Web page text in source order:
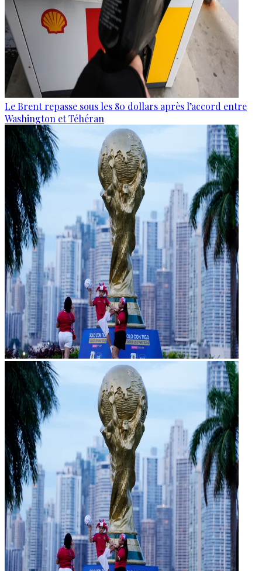
Le Brent repasse sous les 80 dollars après l’accord entre
Washington et Téhéran